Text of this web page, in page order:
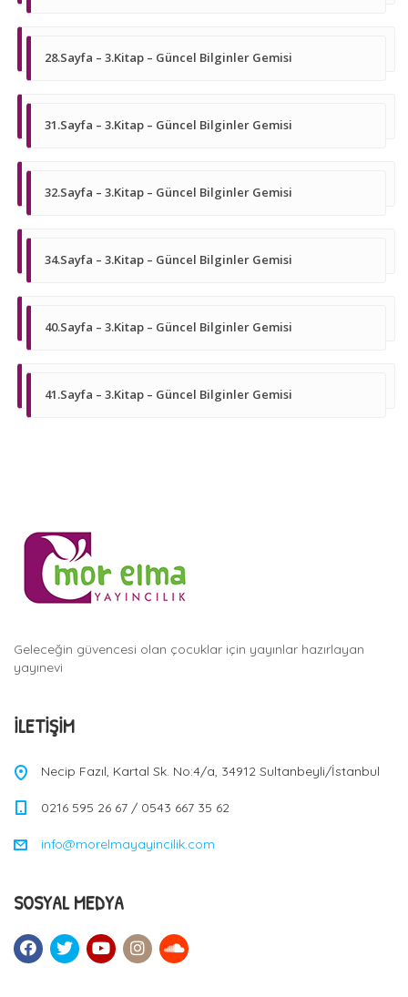
28.Sayfa – 3.Kitap – Güncel Bilginler Gemisi
31.Sayfa – 3.Kitap – Güncel Bilginler Gemisi
32.Sayfa – 3.Kitap – Güncel Bilginler Gemisi
34.Sayfa – 3.Kitap – Güncel Bilginler Gemisi
40.Sayfa – 3.Kitap – Güncel Bilginler Gemisi
41.Sayfa – 3.Kitap – Güncel Bilginler Gemisi
Geleceğin güvencesi olan çocuklar için yayınlar hazırlayan
yayınevi
İLETIŞIM
Necip Fazıl, Kartal Sk. No:4/a, 34912 Sultanbeyli/İstanbul
0216 595 26 67 / 0543 667 35 62
info@morelmayayincilik.com
SOSYAL MEDYA